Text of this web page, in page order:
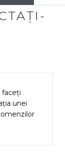
faceți
unei